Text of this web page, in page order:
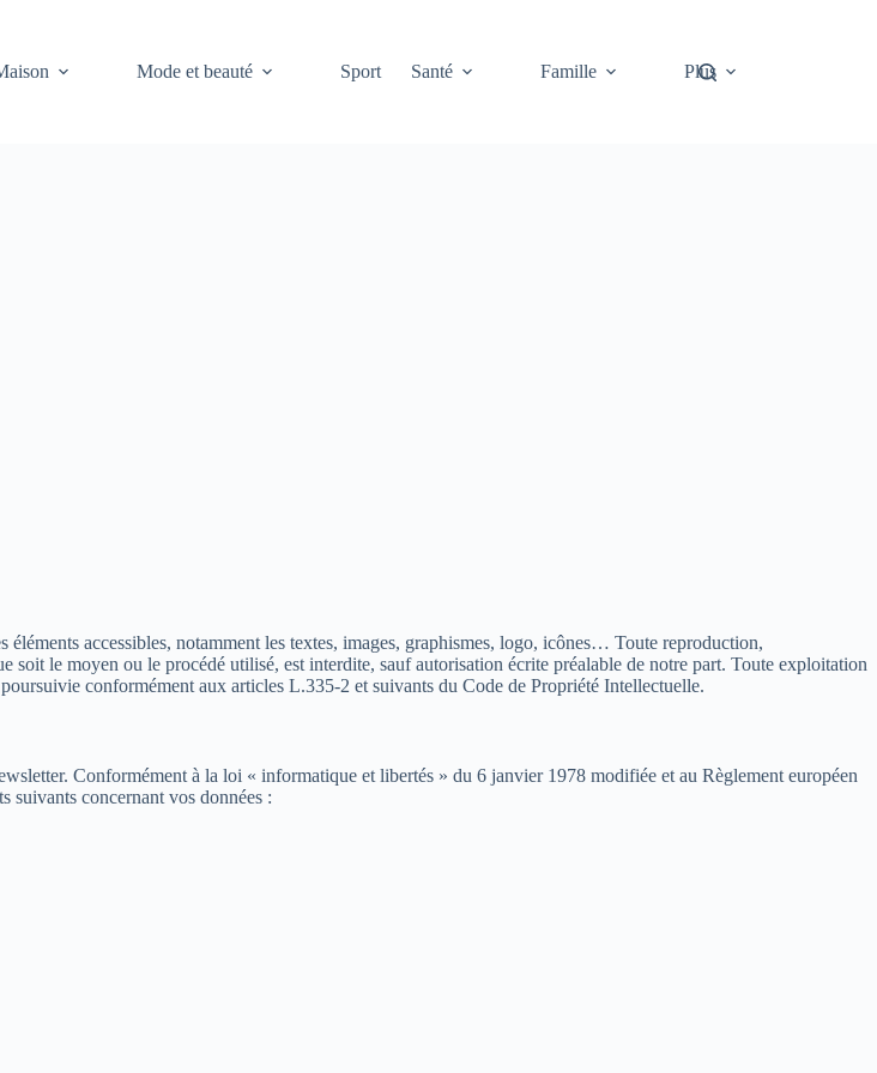
Mode et beauté Sport Santé Famille Plus
accessibles, notamment les textes, images, graphismes, logo, icônes… Toute reproduction,
le moyen ou le procédé utilisé, est interdite, sauf autorisation écrite préalable de notre part. Toute exploitation
conformément aux articles L.335-2 et suivants du Code de Propriété Intellectuelle.
Conformément à la loi « informatique et libertés » du 6 janvier 1978 modifiée et au Règlement européen
concernant vos données :